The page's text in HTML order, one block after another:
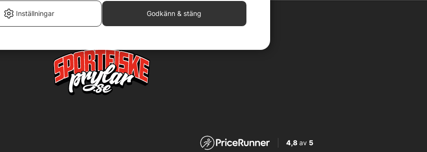
4,8av 5
Inställningar Godkänn & stäng